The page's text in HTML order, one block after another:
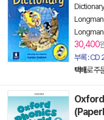
Longman
30,400
부록 : CD
택배로 주